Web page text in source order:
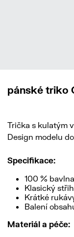
pánské triko
Trička s kulatým
Design modelu
Specifikace:
100 %
Klasický
Krátké
Balení
Materiál a péče: